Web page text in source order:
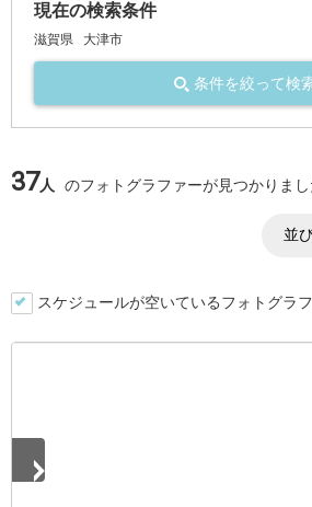
現在の検索条件
滋賀県 大津市
条件を絞って検
37人 のフォトグラファーが見つかりまし
並
スケジュールが空いているフォトグラ